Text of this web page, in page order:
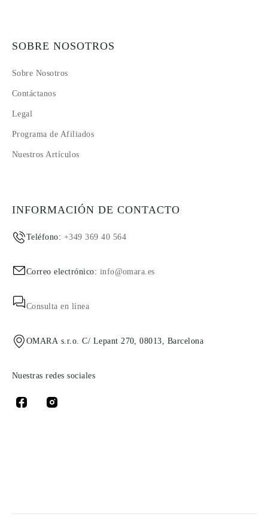
SOBRE NOSOTROS
Sobre Nosotros
Contáctanos
Legal
Programa de Afiliados
Nuestros Artículos
INFORMACIÓN DE CONTACTO
Teléfono: +349 369 40 564
Correo electrónico: info@omara.es
Consulta en línea
OMARA s.r.o. C/ Lepant 270, 08013, Barcelona
Nuestras redes sociales